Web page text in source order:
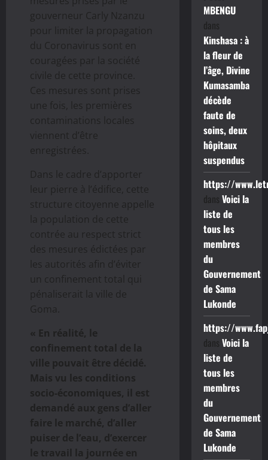
gouverneur Carly Nzanzu
pour limiter la propagation
du Coronavirus sont en
couragées par la société
civile de cette province.
Ces mesures sont prises
une fois, les premières
contaminations locales
viennent d’être
enregistrées.
Dans le cadre d’apporter
leur pierre à l’édifice, cette
structure citoyenne appelle
la population de cette
contrée au respect strict
des mesures édictées par
les autorités afin d’éviter
un confinement total qui
pénaliserait la ville de
Goma.
« En réalité, le
confinement total de la
ville pouvait être décidé.
Mais vu les conditions
socio-économiques, il est
demandé aux gens d’aller
faire le marché, d’aller
puiser de l’eau, d’exercer
le travail la journée en
MBENGU
dans
Kinshasa : à
la fleur de
l’âge, Divine
Kumasamba
décède
faute de
soins, deux
hôpitaux
suspendus
https://
dans Voici la
liste de
tous les
membres
du
Gouvernement
de Sama
Lukonde
https://
dans Voici la
liste de
tous les
membres
du
Gouvernement
de Sama
Lukonde